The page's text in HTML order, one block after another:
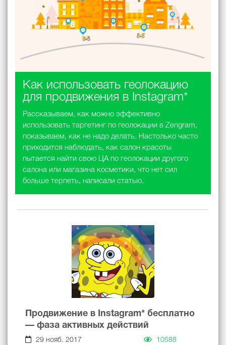
Как использовать геолокацию
для продвижения в Instagram*
Рассказываем, как можно эффективно
использовать таргетинг по геолокации в Zengram,
показываем, как не надо делать. Настолько часто
приходится наблюдать, как салон красоты
пытается найти свою ЦА по геолокации другого
салона или магазина косметики, что нет сил
больше терпеть, написали статью.
Продвижение в Instagram* бесплатно
— фаза активных действий
29 нояб. 2017
10588